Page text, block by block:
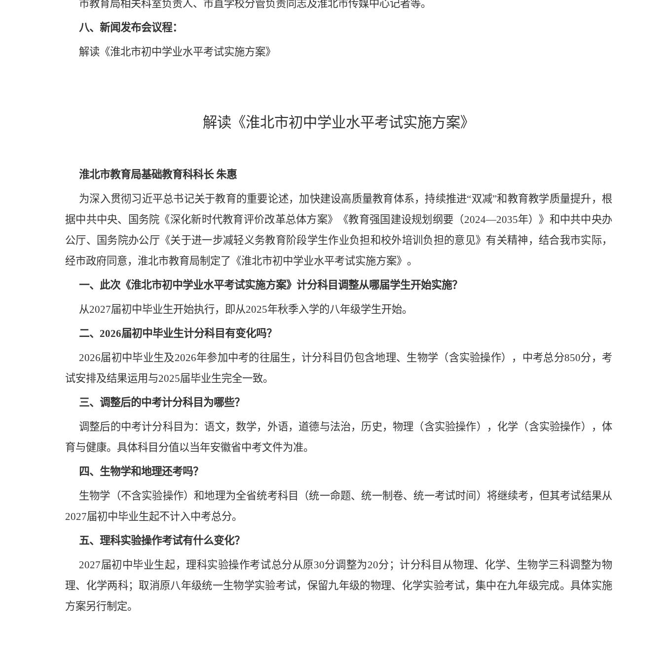
市教育局相关科室负责人、市直学校分管负责同志及淮北市传媒中心记者等。
八、新闻发布会议程：
解读 《淮北市初中学业水平考试实施方案》
解读 《淮北市初中学业水平考试实施方案》
淮北市教育局基础教育科科长 朱惠
为深入贯彻习近平总书记关于教育的重要论述，加快建设高质量教育体系，持续推进“双减”和教育教学质量提升，根
据中共中央、国务院《深化新时代教育评价改革总体方案》《教育强国建设规划纲要（2024—2035年）》和中共中央办
公厅、国务院办公厅《关于进一步减轻义务教育阶段学生作业负担和校外培训负担的意见》有关精神，结合我市实际，
经市政府同意， 淮北市教育局制定了 《淮北市初中学业水平考试实施方案》 。
一、此次《淮北市初中学业水平考试实施方案》计分科目调整从哪届学生开始实施？
从2027届初中毕业生开始执行，即从2025年秋季入学的八年级学生开始。
二、 2026届初中毕业生计分科目有变化吗？
2026届初中毕业生及2026年参加中考的往届生，计分科目仍包含地理、生物学（含实验操作），中考总分850分，考
试安排及结果运用与2025届毕业生完全一致。
三、调整后的中考计分科目为哪些？
调整后的中考计分科目为：语文，数学，外语，道德与法治，历史，物理（含实验操作），化学（含实验操作），体
育与健康。具体科目分值以当年安徽省中考文件为准。
四、生物学和地理还考吗？
生物学（不含实验操作）和地理为全省统考科目（统一命题、统一制卷、统一考试时间）将继续考，但其考试结果从
2027届初中毕业生起不计入中考总分。
五、理科实验操作考试有什么变化？
2027届初中毕业生起，理科实验操作考试总分从原30分调整为20分；计分科目从物理、化学、生物学三科调整为物
理、化学两科；取消原八年级统一生物学实验考试，保留九年级的物理、化学实验考试，集中在九年级完成。具体实施
方案另行制定。